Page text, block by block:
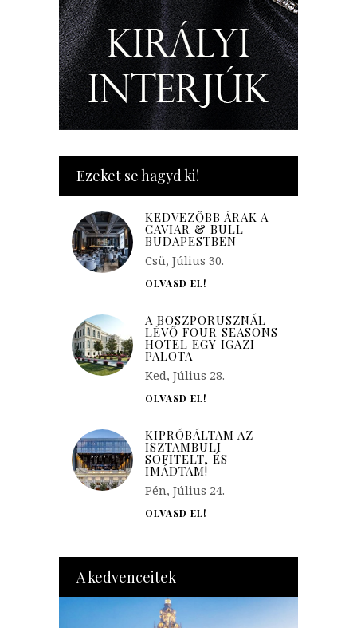
Ezeket se hagyd ki!
KEDVEZŐBB ÁRAK A
CAVIAR & BULL
BUDAPESTBEN
Csü, Július 30.
OLVASD EL!
A BOSZPORUSZNÁL
LÉVŐ FOUR SEASONS
HOTEL EGY IGAZI
PALOTA
Ked, Július 28.
OLVASD EL!
KIPRÓBÁLTAM AZ
ISZTAMBULI
SOFITELT, ÉS
IMÁDTAM!
Pén, Július 24.
OLVASD EL!
A kedvenceitek